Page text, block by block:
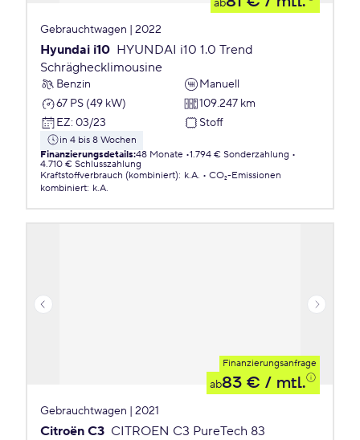
ab
Gebrauchtwagen | 2022
Hyundai i10 HYUNDAI i10 1.0 Trend
Schräghecklimousine
Benzin
Manuell
67 PS (49 kW)
109.247 km
EZ: 03/23 Stoff
in 4 bis 8 Wochen
Finanzierungsdetails:48 Monate 1.794 € Sonderzahlung
4.710 € Schlusszahlung
Kraftstoffverbrauch (kombiniert): k.A.
CO₂-Emissionen
kombiniert: k.A.
Finanzierungsanfrage
ab83 € / mtl.
Gebrauchtwagen | 2021
Citroën C3 CITROEN C3 PureTech 83